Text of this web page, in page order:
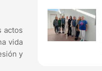
actos
vida
y